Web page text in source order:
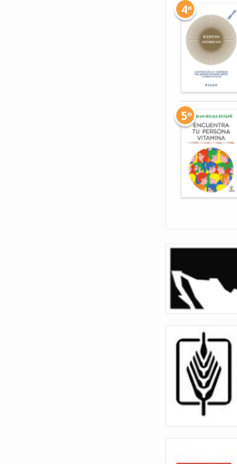
4º
5º